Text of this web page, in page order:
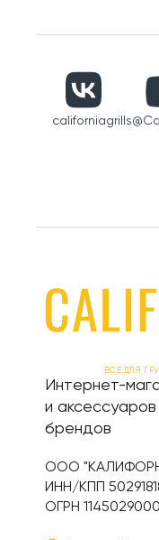
californiagrills
ВСЕ ДЛЯ
Интернет-
и
брендов
ООО
ИНН/КПП
ОГРН